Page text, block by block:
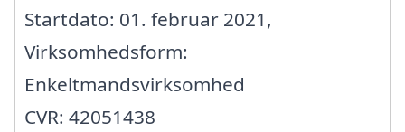
Startdato: 01. februar 2021,
Virksomhedsform:
Enkeltmandsvirksomhed
CVR: 42051438